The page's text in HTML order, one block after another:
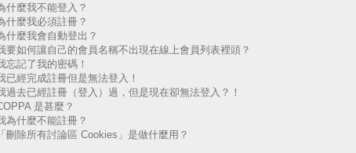
什麼我不能登入？
什麼我必須註冊？
什麼我會自動登出？
要如何讓自己的會員名稱不出現在線上會員列表裡頭？
忘記了我的密碼！
已經完成註冊但是無法登入！
過去已經註冊（登入）過，但是現在卻無法登入？！
是甚麼？
為什麼不能註冊？
「刪除所有討論區 Cookies」是做什麼用？